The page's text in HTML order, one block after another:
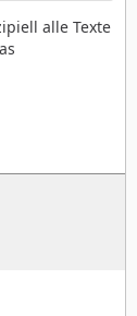
alle Texte